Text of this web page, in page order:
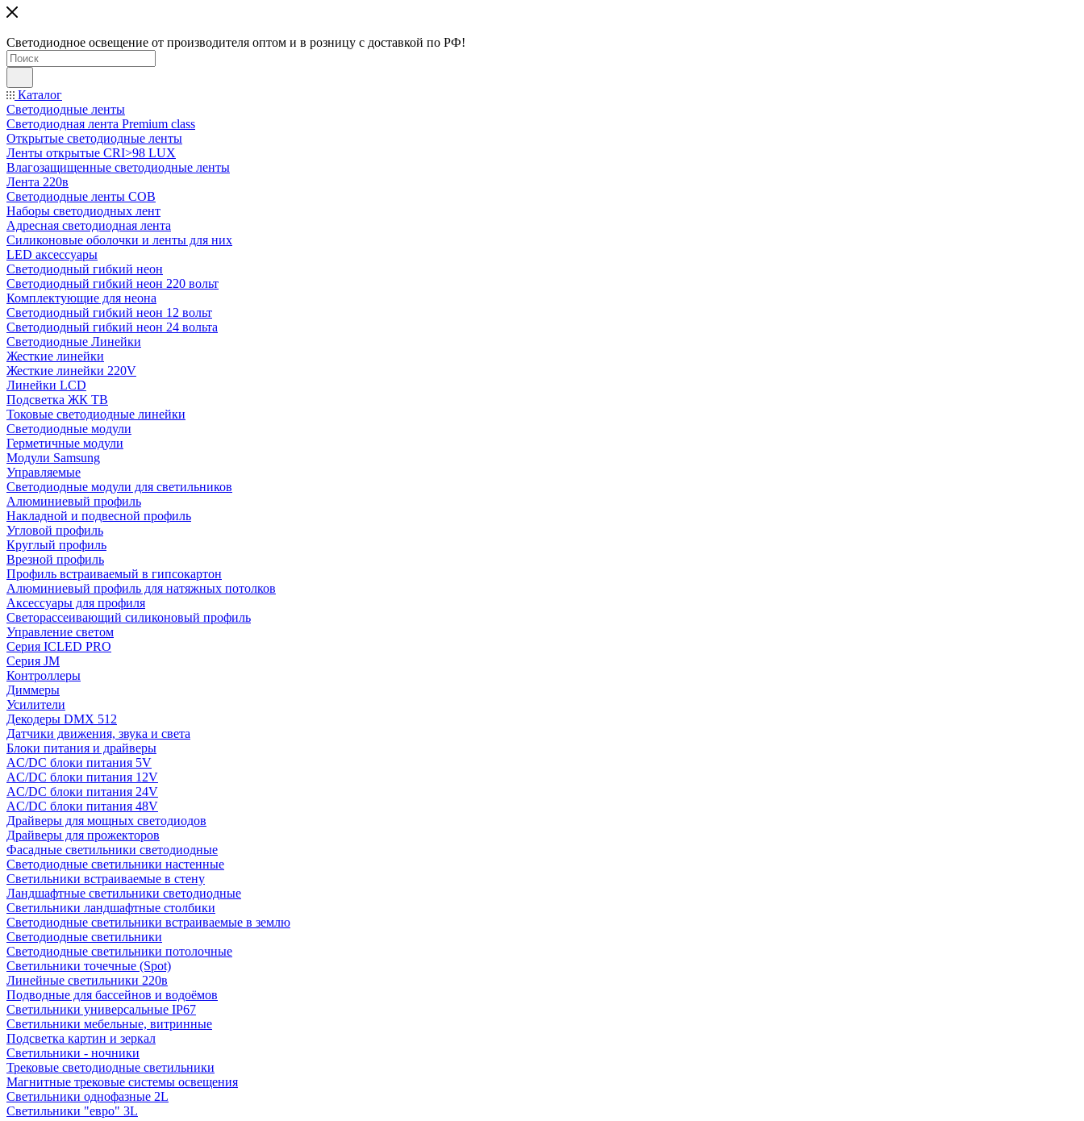
Светодиодное освещение от производителя оптом и в розницу с доставкой по РФ!
Каталог
Светодиодные ленты
Светодиодная лента Premium class
Открытые светодиодные ленты
Ленты открытые CRI>98 LUX
Влагозащищенные светодиодные ленты
Лента 220в
Светодиодные ленты COB
Наборы светодиодных лент
Адресная светодиодная лента
Силиконовые оболочки и ленты для них
LED аксессуары
Светодиодный гибкий неон
Светодиодный гибкий неон 220 вольт
Комплектующие для неона
Светодиодный гибкий неон 12 вольт
Светодиодный гибкий неон 24 вольта
Светодиодные Линейки
Жесткие линейки
Жесткие линейки 220V
Линейки LCD
Подсветка ЖК ТВ
Токовые светодиодные линейки
Светодиодные модули
Герметичные модули
Модули Samsung
Управляемые
Светодиодные модули для светильников
Алюминиевый профиль
Накладной и подвесной профиль
Угловой профиль
Круглый профиль
Врезной профиль
Профиль встраиваемый в гипсокартон
Алюминиевый профиль для натяжных потолков
Аксессуары для профиля
Светорассеивающий силиконовый профиль
Управление светом
Серия ICLED PRO
Серия JM
Контроллеры
Диммеры
Усилители
Декодеры DMX 512
Датчики движения, звука и света
Блоки питания и драйверы
AC/DC блоки питания 5V
AC/DC блоки питания 12V
AC/DC блоки питания 24V
AC/DC блоки питания 48V
Драйверы для мощных светодиодов
Драйверы для прожекторов
Фасадные светильники светодиодные
Светодиодные светильники настенные
Светильники встраиваемые в стену
Ландшафтные светильники светодиодные
Светильники ландшафтные столбики
Светодиодные светильники встраиваемые в землю
Светодиодные светильники
Светодиодные светильники потолочные
Светильники точечные (Spot)
Линейные светильники 220в
Подводные для бассейнов и водоёмов
Светильники универсальные IP67
Светильники мебельные, витринные
Подсветка картин и зеркал
Светильники - ночники
Трековые светодиодные светильники
Магнитные трековые системы освещения
Светильники однофазные 2L
Светильники "евро" 3L